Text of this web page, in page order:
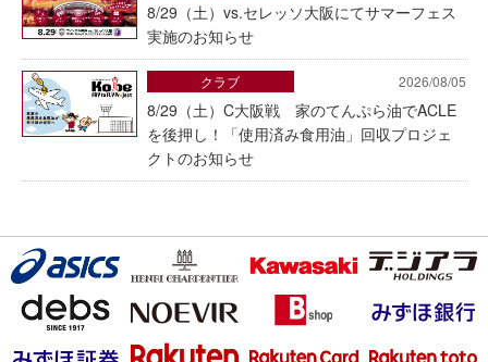
8/29（土）vs.セレッソ大阪にてサマーフェス
実施のお知らせ
2026/08/05
8/29（土）C大阪戦 家のてんぷら油でACLE
を後押し！「使用済み食用油」回収プロジェ
クトのお知らせ
クラブ